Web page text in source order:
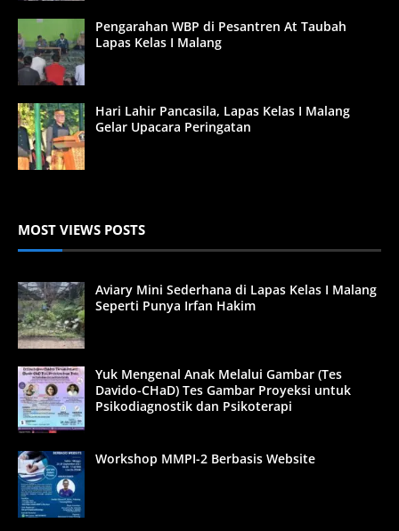
Pengarahan WBP di Pesantren At Taubah
Lapas Kelas I Malang
Hari Lahir Pancasila, Lapas Kelas I Malang
Gelar Upacara Peringatan
MOST VIEWS POSTS
Aviary Mini Sederhana di Lapas Kelas I Malang
Seperti Punya Irfan Hakim
Yuk Mengenal Anak Melalui Gambar (Tes
Davido-CHaD) Tes Gambar Proyeksi untuk
Psikodiagnostik dan Psikoterapi
Workshop MMPI-2 Berbasis Website